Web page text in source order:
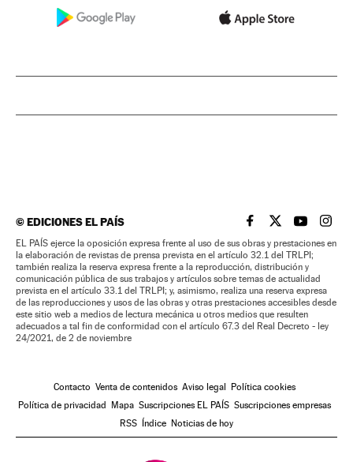
©EDICIONES EL PAÍS EL PAÍS BRASIL EN
EL PAÍSEL PAÍS
EL
EL PAÍS ejerce la oposición expresa frente al uso de sus obras y prestaciones en
la elaboración de revistas de prensa prevista en el artículo 32.1 del TRLPI;
también realiza la reserva expresa frente a la reproducción, distribución y
comunicación pública de sus trabajos y artículos sobre temas de actualidad
prevista en el artículo 33.1 del TRLPI; y, asimismo, realiza una reserva expresa
de las reproducciones y usos de las obras y otras prestaciones accesibles desde
este sitio web a medios de lectura mecánica u otros medios que resulten
adecuados a tal fin de conformidad con el artículo 67.3 del Real Decreto - ley
24/2021, de 2 de noviembre
Contacto Venta de contenidos Aviso legal Política cookies
Política de privacidad Mapa Suscripciones EL PAÍS Suscripciones empresas
RSS Índice Noticias de hoy